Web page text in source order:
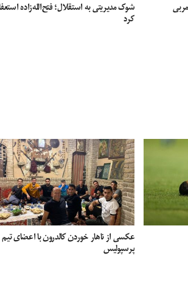
شوک مدیریتی به استقلال؛ فتح‌الله‌زاده
کرد
عکسی از ناهار خوردن کالدرون با اعضای تیم
پرسپولیس